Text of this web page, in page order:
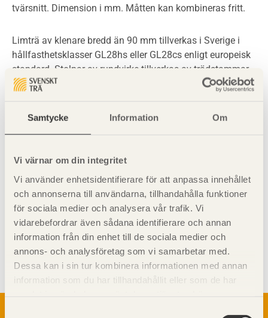
Samtycke Information Om
Vi värnar om din integritet
Vi använder enhetsidentifierare för att anpassa innehållet
och annonserna till användarna, tillhandahålla funktioner
för sociala medier och analysera vår trafik. Vi
vidarebefordrar även sådana identifierare och annan
information från din enhet till de sociala medier och
annons- och analysföretag som vi samarbetar med.
Dessa kan i sin tur kombinera informationen med annan
information som du har tillhandahållit eller som de har
tvärsnitt. Dimension i mm. Måtten kan kombineras fritt.
Limträ av klenare bredd än 90 mm tillverkas i Sverige i
hållfasthetsklasser GL28hs eller GL28cs enligt europeisk
standard. Stolpar av rundvirke tillverkas av trädstammar
som barkas och ibland svarvas. Diametern i rotänden
än 12 m. Till stolpar utomhus används impregnerade
ledningsstolpar.
Visa sajtkarta